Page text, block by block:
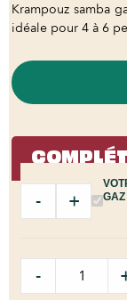
Krampouz samba
idéale pour 4 à 6
- +
-